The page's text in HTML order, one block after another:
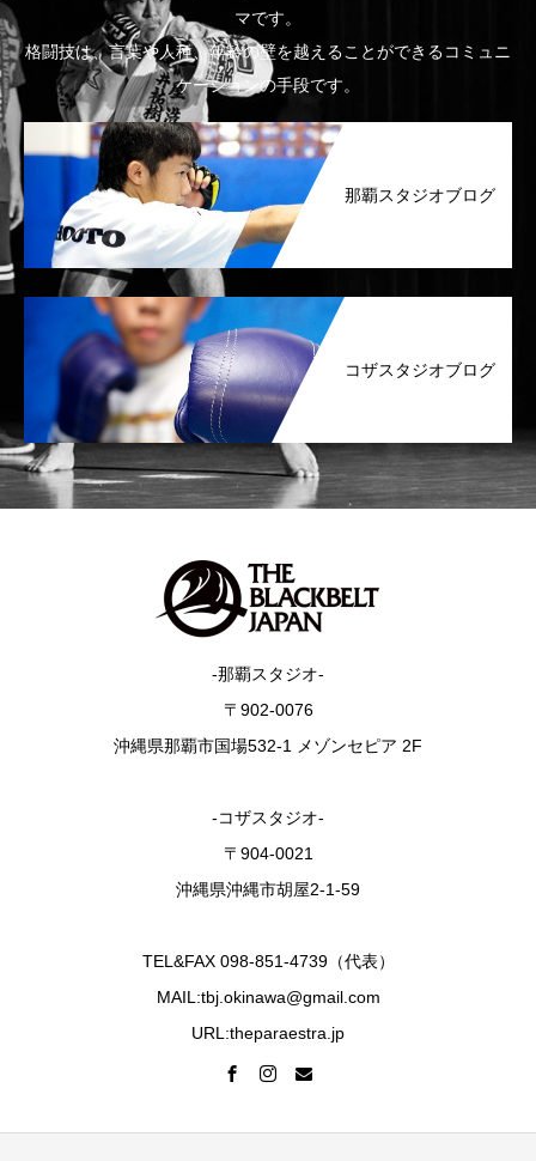
マです。
格闘技は、言葉や人種、年齢の壁を越えることができるコミュニ
ケーションの手段です。
那覇スタジオブログ
コザスタジオブログ
-那覇スタジオ-
〒902-0076
沖縄県那覇市国場532-1 メゾンセピア 2F
-コザスタジオ-
〒904-0021
沖縄県沖縄市胡屋2-1-59
TEL&FAX 098-851-4739（代表）
MAIL:tbj.okinawa@gmail.com
URL:theparaestra.jp